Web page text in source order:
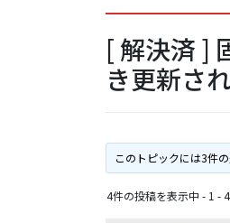
[ 解決済 ]
き更新さ
このトピックには3件
4件の投稿を表示中 - 1 -